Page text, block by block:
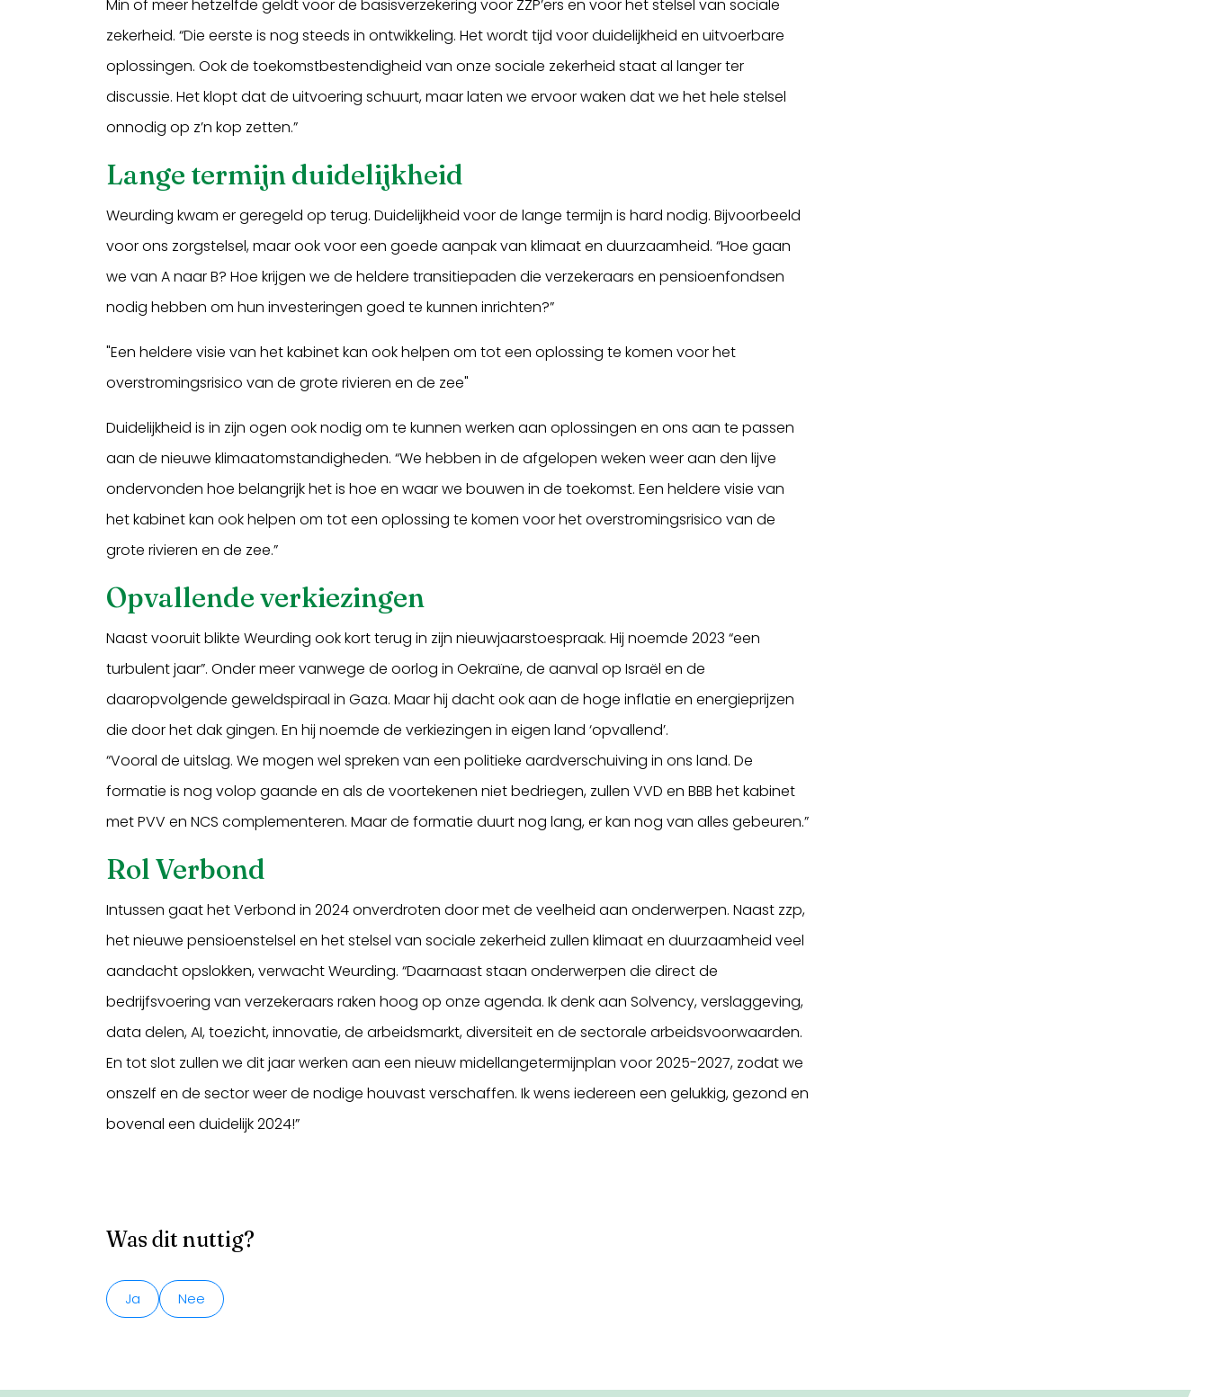
Min of meer hetzelfde geldt voor de basisverzekering voor ZZP’ers en voor het stelsel van sociale
zekerheid. “Die eerste is nog steeds in ontwikkeling. Het wordt tijd voor duidelijkheid en uitvoerbare
oplossingen. Ook de toekomstbestendigheid van onze sociale zekerheid staat al langer ter
discussie. Het klopt dat de uitvoering schuurt, maar laten we ervoor waken dat we het hele stelsel
onnodig op z’n kop zetten.”
Lange termijn duidelijkheid
Weurding kwam er geregeld op terug. Duidelijkheid voor de lange termijn is hard nodig. Bijvoorbeeld
voor ons zorgstelsel, maar ook voor een goede aanpak van klimaat en duurzaamheid. “Hoe gaan
we van A naar B? Hoe krijgen we de heldere transitiepaden die verzekeraars en pensioenfondsen
nodig hebben om hun investeringen goed te kunnen inrichten?”
"Een heldere visie van het kabinet kan ook helpen om tot een oplossing te komen voor het
overstromingsrisico van de grote rivieren en de zee"
Duidelijkheid is in zijn ogen ook nodig om te kunnen werken aan oplossingen en ons aan te passen
aan de nieuwe klimaatomstandigheden. “We hebben in de afgelopen weken weer aan den lijve
ondervonden hoe belangrijk het is hoe en waar we bouwen in de toekomst. Een heldere visie van
het kabinet kan ook helpen om tot een oplossing te komen voor het overstromingsrisico van de
grote rivieren en de zee.”
Opvallende verkiezingen
Naast vooruit blikte Weurding ook kort terug in zijn nieuwjaarstoespraak. Hij noemde 2023 “een
turbulent jaar”. Onder meer vanwege de oorlog in Oekraïne, de aanval op Israël en de
daaropvolgende geweldspiraal in Gaza. Maar hij dacht ook aan de hoge inflatie en energieprijzen
die door het dak gingen. En hij noemde de verkiezingen in eigen land ‘opvallend’.
“Vooral de uitslag. We mogen wel spreken van een politieke aardverschuiving in ons land. De
formatie is nog volop gaande en als de voortekenen niet bedriegen, zullen VVD en BBB het kabinet
met PVV en NCS complementeren. Maar de formatie duurt nog lang, er kan nog van alles gebeuren.”
Rol Verbond
Intussen gaat het Verbond in 2024 onverdroten door met de veelheid aan onderwerpen. Naast zzp,
het nieuwe pensioenstelsel en het stelsel van sociale zekerheid zullen klimaat en duurzaamheid veel
aandacht opslokken, verwacht Weurding. “Daarnaast staan onderwerpen die direct de
bedrijfsvoering van verzekeraars raken hoog op onze agenda. Ik denk aan Solvency, verslaggeving,
data delen, AI, toezicht, innovatie, de arbeidsmarkt, diversiteit en de sectorale arbeidsvoorwaarden.
En tot slot zullen we dit jaar werken aan een nieuw midellangetermijnplan voor 2025-2027, zodat we
onszelf en de sector weer de nodige houvast verschaffen. Ik wens iedereen een gelukkig, gezond en
bovenal een duidelijk 2024!”
Was dit nuttig?
Ja Nee